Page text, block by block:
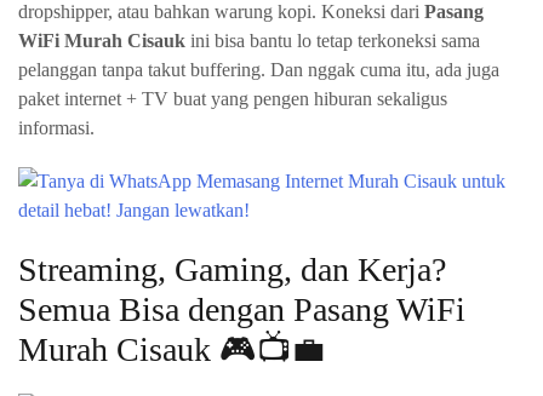
dropshipper, atau bahkan warung kopi. Koneksi dari Pasang
WiFi Murah Cisauk ini bisa bantu lo tetap terkoneksi sama
pelanggan tanpa takut buffering. Dan nggak cuma itu, ada juga
paket internet + TV buat yang pengen hiburan sekaligus
informasi.
Streaming, Gaming, dan Kerja?
Semua Bisa dengan Pasang WiFi
Murah Cisauk 🎮📺💼